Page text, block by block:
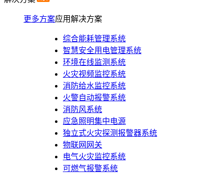
更多方案应用解决方案
综合能耗管理系统
智慧安全用电管理系统
环境在线监测系统
火灾视频监控系统
消防给水监控系统
火警自动报警系统
消防风系统
应急照明集中电源
独立式火灾探测报警器系统
物联网网关
电气火灾监控系统
可燃气报警系统